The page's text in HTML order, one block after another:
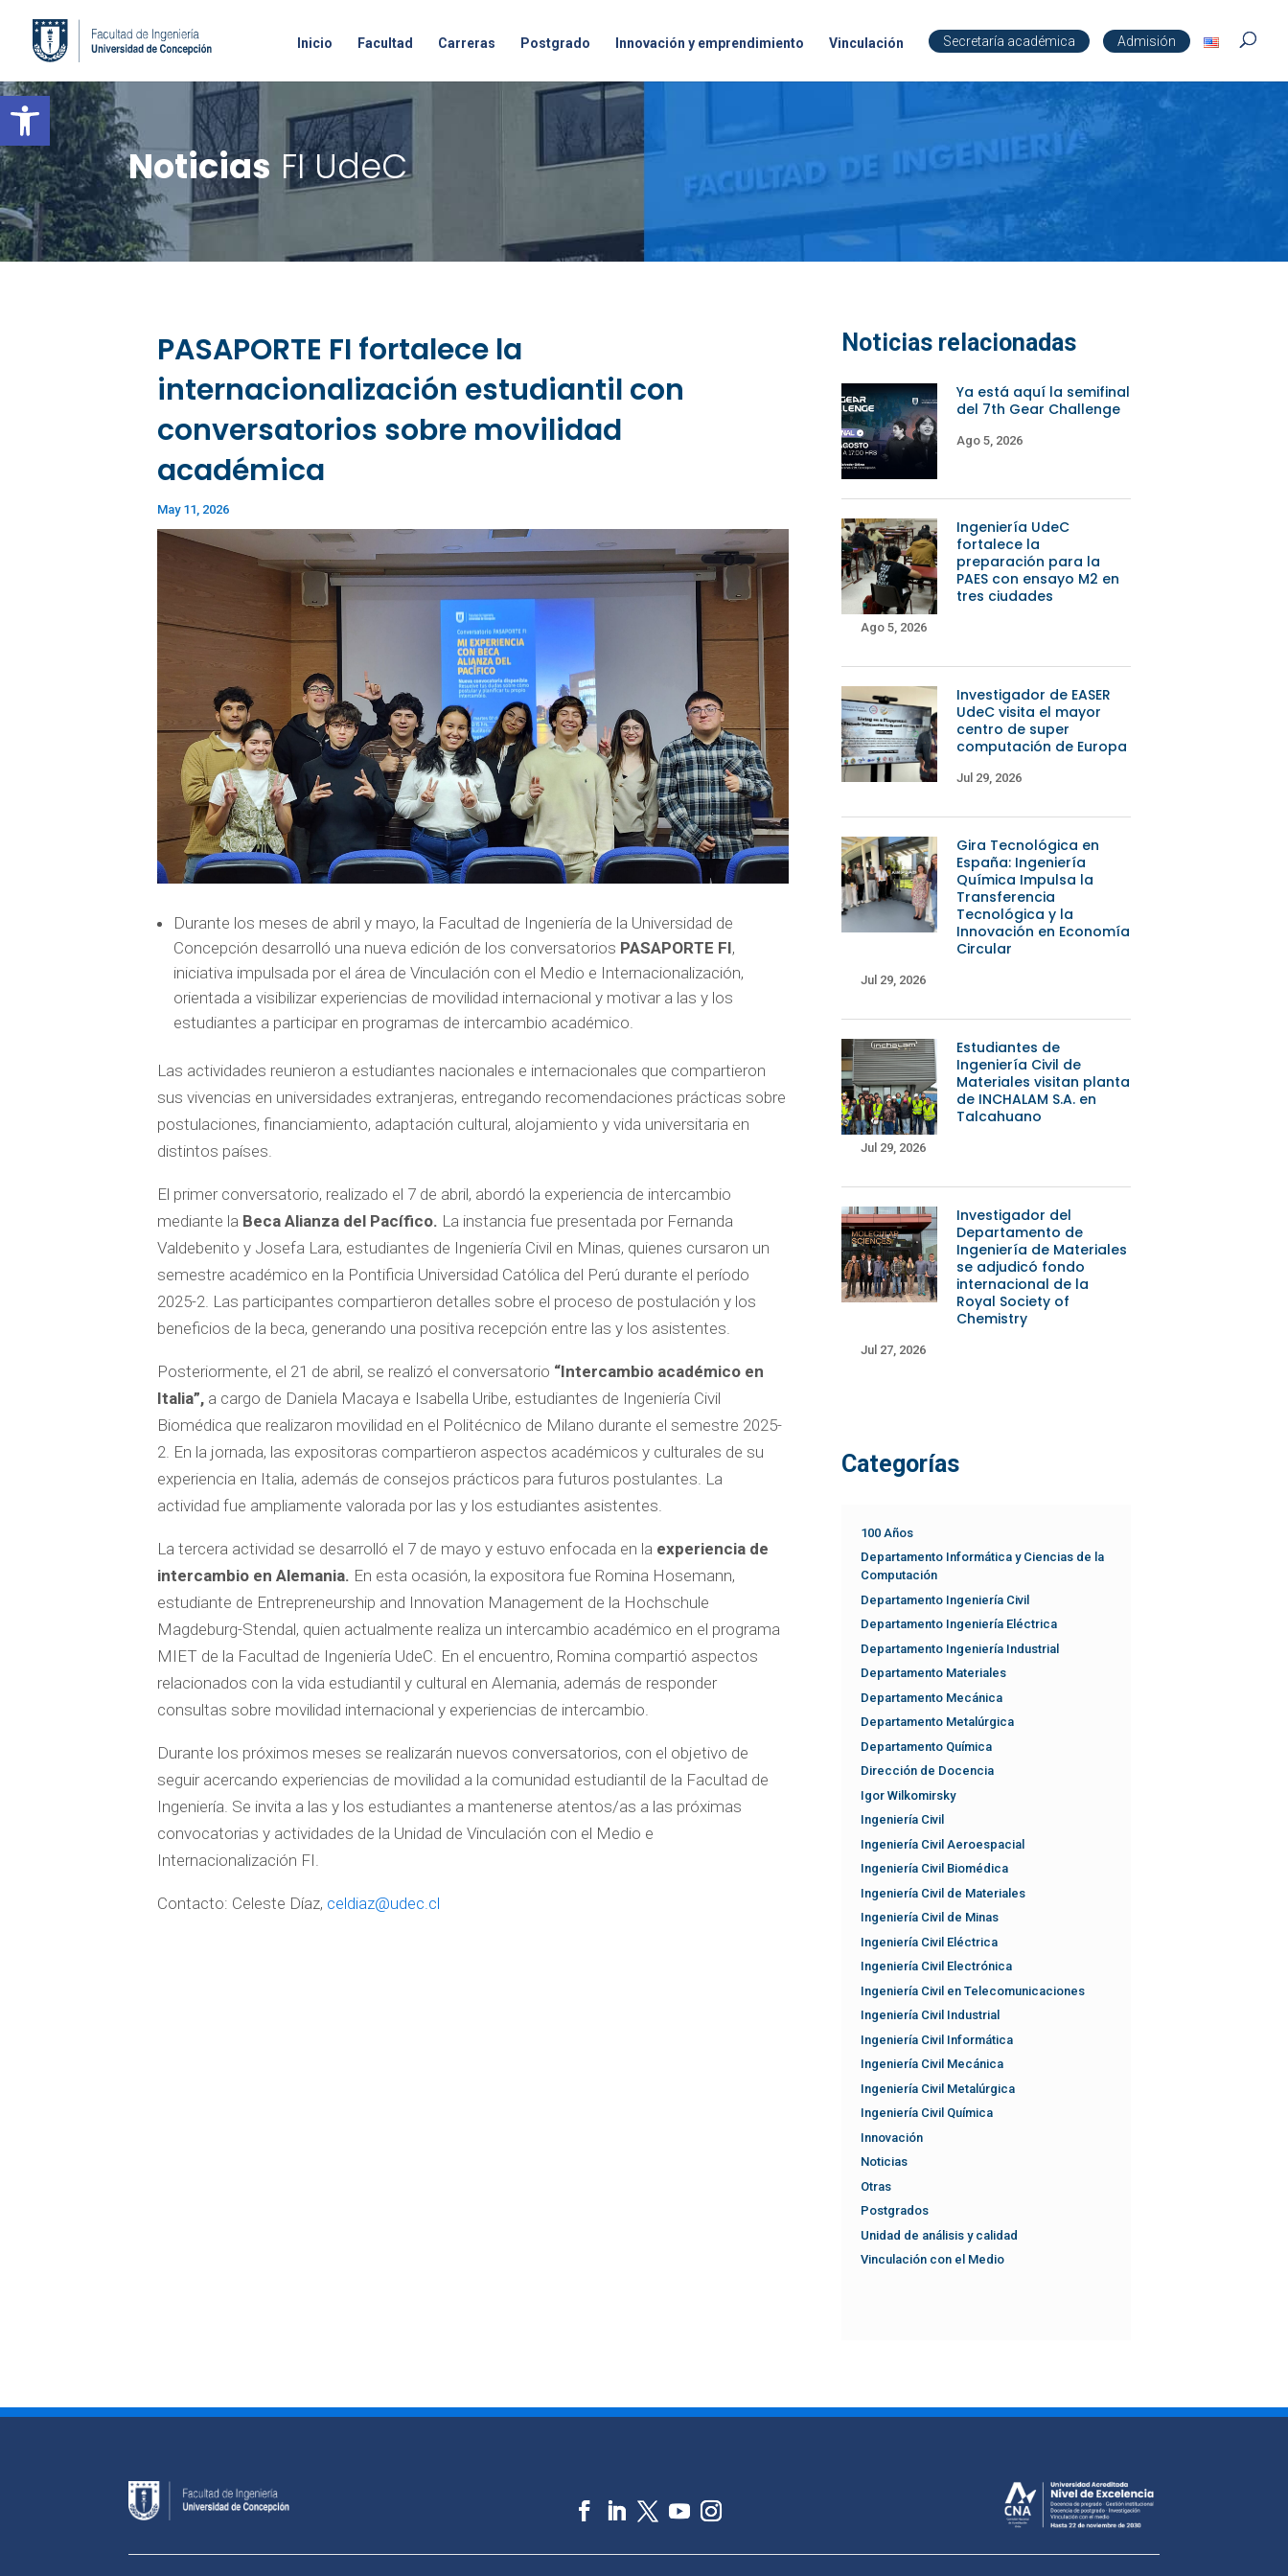
Open toolbar
Inicio Facultad Carreras Postgrado Innovación y emprendimiento Vinculación Secretaría académica Admisión
Noticias FI UdeC
PASAPORTE FI fortalece la
internacionalización estudiantil con
conversatorios sobre movilidad
académica
May 11, 2026
Durante los meses de abril y mayo, la Facultad de Ingeniería de la Universidad de
Concepción desarrolló una nueva edición de los conversatorios PASAPORTE FI,
iniciativa impulsada por el área de Vinculación con el Medio e Internacionalización,
orientada a visibilizar experiencias de movilidad internacional y motivar a las y los
estudiantes a participar en programas de intercambio académico.
Las actividades reunieron a estudiantes nacionales e internacionales que compartieron
sus vivencias en universidades extranjeras, entregando recomendaciones prácticas sobre
postulaciones, financiamiento, adaptación cultural, alojamiento y vida universitaria en
distintos países.
El primer conversatorio, realizado el 7 de abril, abordó la experiencia de intercambio
mediante la Beca Alianza del Pacífico. La instancia fue presentada por Fernanda
Valdebenito y Josefa Lara, estudiantes de Ingeniería Civil en Minas, quienes cursaron un
semestre académico en la Pontificia Universidad Católica del Perú durante el período
2025-2. Las participantes compartieron detalles sobre el proceso de postulación y los
beneficios de la beca, generando una positiva recepción entre las y los asistentes.
Posteriormente, el 21 de abril, se realizó el conversatorio “Intercambio académico en
Italia”, a cargo de Daniela Macaya e Isabella Uribe, estudiantes de Ingeniería Civil
Biomédica que realizaron movilidad en el Politécnico de Milano durante el semestre 2025-
2. En la jornada, las expositoras compartieron aspectos académicos y culturales de su
experiencia en Italia, además de consejos prácticos para futuros postulantes. La
actividad fue ampliamente valorada por las y los estudiantes asistentes.
La tercera actividad se desarrolló el 7 de mayo y estuvo enfocada en la experiencia de
intercambio en Alemania. En esta ocasión, la expositora fue Romina Hosemann,
estudiante de Entrepreneurship and Innovation Management de la Hochschule
Magdeburg-Stendal, quien actualmente realiza un intercambio académico en el programa
MIET de la Facultad de Ingeniería UdeC. En el encuentro, Romina compartió aspectos
relacionados con la vida estudiantil y cultural en Alemania, además de responder
consultas sobre movilidad internacional y experiencias de intercambio.
Durante los próximos meses se realizarán nuevos conversatorios, con el objetivo de
seguir acercando experiencias de movilidad a la comunidad estudiantil de la Facultad de
Ingeniería. Se invita a las y los estudiantes a mantenerse atentos/as a las próximas
convocatorias y actividades de la Unidad de Vinculación con el Medio e
Internacionalización FI.
Contacto: Celeste Díaz, celdiaz@udec.cl
Noticias relacionadas
Ya está aquí la semifinal
del 7th Gear Challenge
Ago 5, 2026
Ingeniería UdeC
fortalece la
preparación para la
PAES con ensayo M2 en
tres ciudades
Ago 5, 2026
Investigador de EASER
UdeC visita el mayor
centro de super
computación de Europa
Jul 29, 2026
Gira Tecnológica en
España: Ingeniería
Química Impulsa la
Transferencia
Tecnológica y la
Innovación en Economía
Circular
Jul 29, 2026
Estudiantes de
Ingeniería Civil de
Materiales visitan planta
de INCHALAM S.A. en
Talcahuano
Jul 29, 2026
Investigador del
Departamento de
Ingeniería de Materiales
se adjudicó fondo
internacional de la
Royal Society of
Chemistry
Jul 27, 2026
Categorías
100 Años
Departamento Informática y Ciencias de la
Computación
Departamento Ingeniería Civil
Departamento Ingeniería Eléctrica
Departamento Ingeniería Industrial
Departamento Materiales
Departamento Mecánica
Departamento Metalúrgica
Departamento Química
Dirección de Docencia
Igor Wilkomirsky
Ingeniería Civil
Ingeniería Civil Aeroespacial
Ingeniería Civil Biomédica
Ingeniería Civil de Materiales
Ingeniería Civil de Minas
Ingeniería Civil Eléctrica
Ingeniería Civil Electrónica
Ingeniería Civil en Telecomunicaciones
Ingeniería Civil Industrial
Ingeniería Civil Informática
Ingeniería Civil Mecánica
Ingeniería Civil Metalúrgica
Ingeniería Civil Química
Innovación
Noticias
Otras
Postgrados
Unidad de análisis y calidad
Vinculación con el Medio